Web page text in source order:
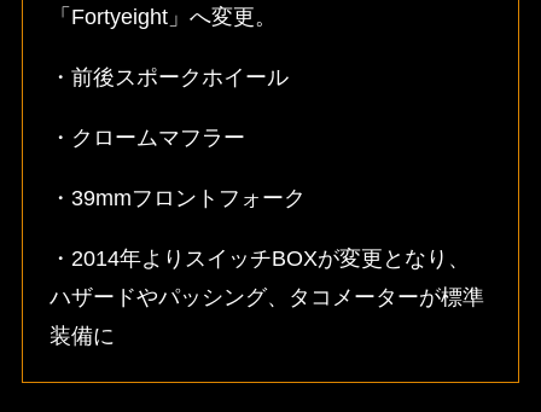
「Fortyeight」へ変更。
・前後スポークホイール
・クロームマフラー
・39mmフロントフォーク
・2014年よりスイッチBOXが変更となり、
ハザードやパッシング、タコメーターが標準
装備に